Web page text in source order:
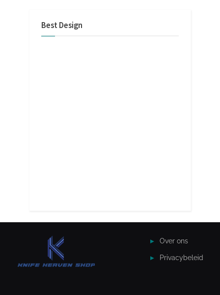
Best Design
Over ons
Privacybeleid